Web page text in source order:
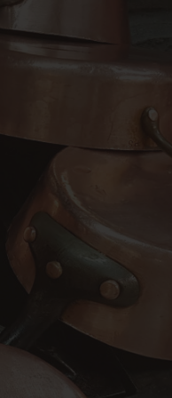
Fenster))
Fenster))
ein neues